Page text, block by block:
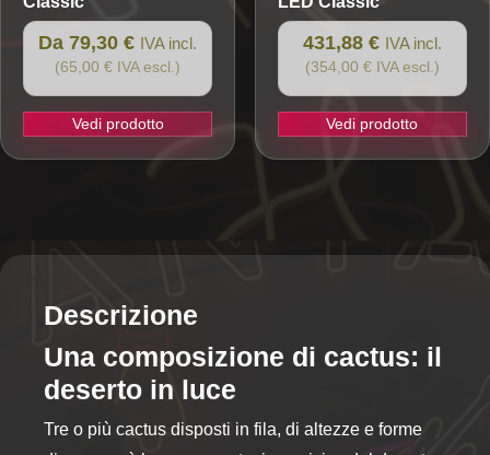
prodotto
Da 79,30 € IVA incl.
(65,00 € IVA escl.)
Vedi prodotto
varianti.
opzioni
essere
scelte
pagina
431,88 € IVA incl.
(354,00 € IVA escl.)
Vedi prodotto
Descrizione
Una composizione di cactus: il
deserto in luce
Tre o più cactus disposti in fila, di altezze e forme